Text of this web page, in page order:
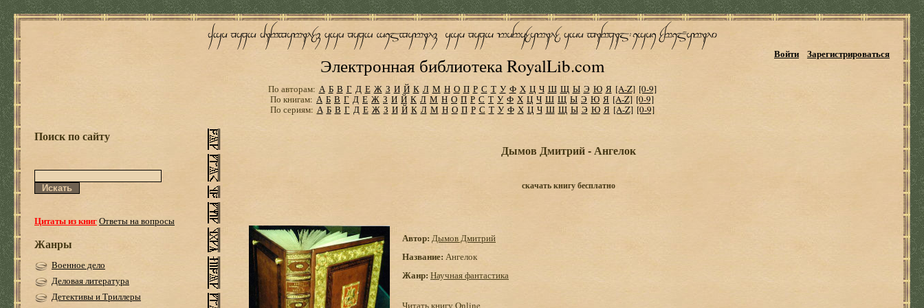
Электронная библиотека RoyalLib.com
Войти Зарегистрироваться
По авторам: А Б В Г Д Е Ж З И Й К Л М Н О П Р С Т У Ф Х Ц Ч Ш Щ Ы Э Ю Я [A-Z] [0-9]
По книгам: А Б В Г Д Е Ж З И Й К Л М Н О П Р С Т У Ф Х Ц Ч Ш Щ Ы Э Ю Я [A-Z] [0-9]
По сериям: А Б В Г Д Е Ж З И Й К Л М Н О П Р С Т У Ф Х Ц Ч Ш Щ Ы Э Ю Я [A-Z] [0-9]
Поиск по сайту
Цитаты из книгОтветы на вопросы
Жанры
Военное дело
Деловая литература
Детективы и Триллеры
Дымов Дмитрий - Ангелок
скачать книгу бесплатно
Автор: Дымов Дмитрий
Название: Ангелок
Жанр: Научная фантастика
Читать книгу Online